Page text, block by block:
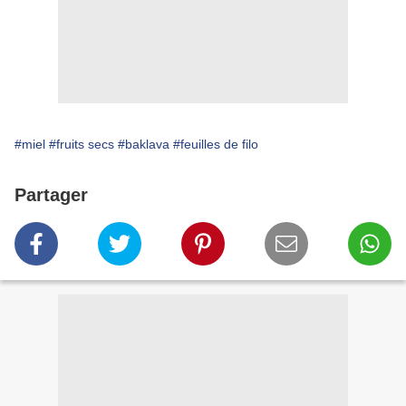
#miel #fruits secs #baklava #feuilles de filo
Partager